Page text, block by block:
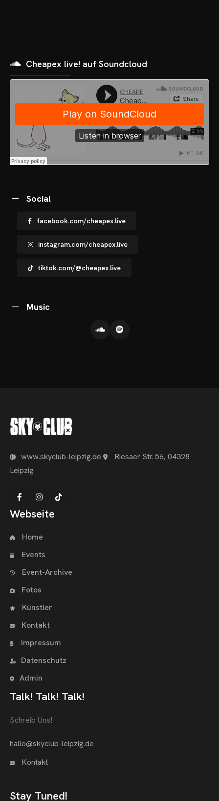
SHOP
Cheapex live! auf Soundcloud
Social
facebook.com/cheapex.live
instagram.com/cheapex.live
tiktok.com/@cheapex.live
Music
www.skyclub-leipzig.de
Riesaer Str. 56, 04328
Leipzig
Webseite
Home
Events
Event-Archive
Fotos
Künstler
Kontakt
Impressum
Datenschutz
Admin
Talk! Talk! Talk!
Schreib Uns!
hallo@skyclub-leipzig.de
Kontakt
Stay Tuned!